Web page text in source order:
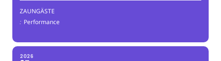
ZAUNGÄSTE
: Performance
2026